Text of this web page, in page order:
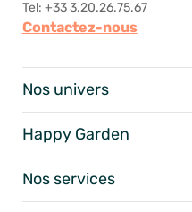
Tel: +33 3.20.26.75.67
Contactez-nous
Nos univers
Happy Garden
Nos services